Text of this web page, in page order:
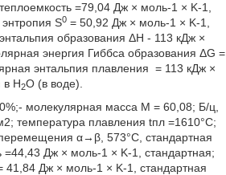
=79,04 Дж × моль-1 × K-1,
S0= 50,92 Дж × моль-1 × K-1,
образования ΔН - 113 кДж ×
энергия Гиббса образования ΔG =
энтальпия плавления = 113 кДж ×
в Н2О (в воде).
молекулярная масса М = 60,08; Б/ц,
температура плавления tпл =1610°С;
α→β, 573°С, стандартная
=44,43 Дж × моль-1 × K-1, стандартная;
41,84 Дж × моль-1 × K-1, стандартная